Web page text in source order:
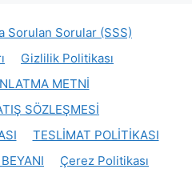
Sorulan Sorular (SSS)
Gizlilik Politikası
METNİ
SÖZLEŞMESİ
TESLİMAT POLİTİKASI
Çerez Politikası